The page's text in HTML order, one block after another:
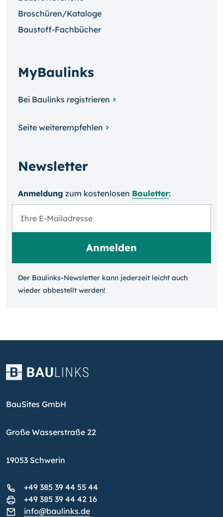
Broschüren/Kataloge
Baustoff-Fachbücher
MyBaulinks
Bei Baulinks registrieren
Seite weiterempfehlen
Newsletter
Anmeldung zum kosten­losen Bauletter:
Der Baulinks-Newsletter kann jeder­zeit leicht auch
wieder ab­bestellt werden!
BauSites GmbH
Große Wasserstraße 22
19053 Schwerin
+49 385 39 44 55 44
+49 385 39 44 42 16
info@baulinks.de